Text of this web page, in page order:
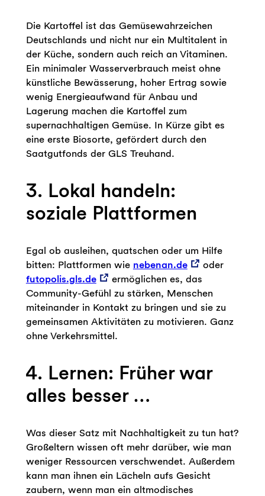
Die Kartoffel ist das Gemüsewahrzeichen
Deutschlands und nicht nur ein Multitalent in
der Küche, sondern auch reich an Vitaminen.
Ein minimaler Wasserverbrauch meist ohne
künstliche Bewässerung, hoher Ertrag sowie
wenig Energieaufwand für Anbau und
Lagerung machen die Kartoffel zum
supernachhaltigen Gemüse. In Kürze gibt es
eine erste Biosorte, gefördert durch den
Saatgutfonds der GLS Treuhand.
3. Lokal handeln:
soziale Plattformen
Egal ob ausleihen, quatschen oder um Hilfe
bitten: Plattformen wie nebenan.de
oder
futopolis.gls.de
ermöglichen es, das
Community-Gefühl zu stärken, Menschen
miteinander in Kontakt zu bringen und sie zu
gemeinsamen Aktivitäten zu motivieren. Ganz
ohne Verkehrsmittel.
4. Lernen: Früher war
alles besser …
Was dieser Satz mit Nachhaltigkeit zu tun hat?
Großeltern wissen oft mehr darüber, wie man
weniger Ressourcen verschwendet. Außerdem
kann man ihnen ein Lächeln aufs Gesicht
zaubern, wenn man ein altmodisches